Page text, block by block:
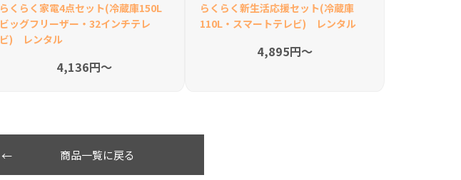
らくらく家電4点セット(冷蔵庫150L
ビッグフリーザー・32インチテレ
ビ) レンタル
4,136円〜
らくらく新生活応援セット(冷蔵庫
110L・スマートテレビ) レンタル
4,895円〜
商品一覧に戻る